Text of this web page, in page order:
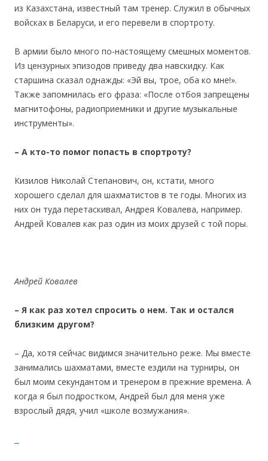
из Казахстана, известный там тренер. Служил в обычных
войсках в Беларуси, и его перевели в спортроту.
В армии было много по-настоящему смешных моментов.
Из цензурных эпизодов приведу два навскидку. Как
старшина сказал однажды: «Эй вы, трое, оба ко мне!».
Также запомнилась его фраза: «После отбоя запрещены
магнитофоны, радиоприемники и другие музыкальные
инструменты».
– А кто-то помог попасть в спортроту?
Кизилов Николай Степанович, он, кстати, много
хорошего сделал для шахматистов в те годы. Многих из
них он туда перетаскивал, Андрея Ковалева, например.
Андрей Ковалев как раз один из моих друзей с той поры.
Андрей Ковалев
– Я как раз хотел спросить о нем. Так и остался
близким другом?
– Да, хотя сейчас видимся значительно реже. Мы вместе
занимались шахматами, вместе ездили на турниры, он
был моим секундантом и тренером в прежние времена. А
когда я был подростком, Андрей был для меня уже
взрослый дядя, учил «школе возмужания».